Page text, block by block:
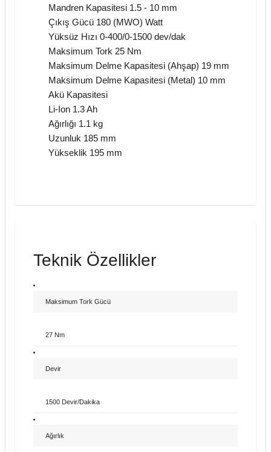
Mandren Kapasitesi 1.5 - 10 mm
Çıkış Gücü 180 (MWO) Watt
Yüksüz Hızı 0-400/0-1500 dev/dak
Maksimum Tork 25 Nm
Maksimum Delme Kapasitesi (Ahşap) 19 mm
Maksimum Delme Kapasitesi (Metal) 10 mm
Akü Kapasitesi
Li-Ion 1.3 Ah
Ağırlığı 1.1 kg
Uzunluk 185 mm
Yükseklik 195 mm
Teknik Özellikler
Maksimum Tork Gücü
27 Nm
Devir
1500 Devir/Dakika
Ağırlık